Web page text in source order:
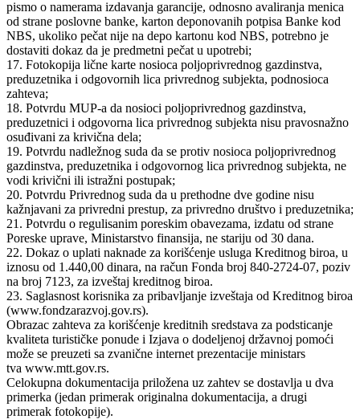
pismo o namerama izdavanja garancije, odnosno avaliranja menica
od strane poslovne banke, karton deponovanih potpisa Banke kod
NBS, ukoliko pečat nije na depo kartonu kod NBS, potrebno je
dostaviti dokaz da je predmetni pečat u upotrebi;
17. Fotokopija lične karte nosioca poljoprivrednog gazdinstva,
preduzetnika i odgovornih lica privrednog subjekta, podnosioca
zahteva;
18. Potvrdu MUP-a da nosioci poljoprivrednog gazdinstva,
preduzetnici i odgovorna lica privrednog subjekta nisu pravosnažno
osuđivani za krivična dela;
19. Potvrdu nadležnog suda da se protiv nosioca poljoprivrednog
gazdinstva, preduzetnika i odgovornog lica privrednog subjekta, ne
vodi krivični ili istražni postupak;
20. Potvrdu Privrednog suda da u prethodne dve godine nisu
kažnjavani za privredni prestup, za privredno društvo i preduzetnika;
21. Potvrdu o regulisanim poreskim obavezama, izdatu od strane
Poreske uprave, Ministarstvo finansija, ne stariju od 30 dana.
22. Dokaz o uplati naknade za korišćenje usluga Kreditnog biroa, u
iznosu od 1.440,00 dinara, na račun Fonda broj 840-2724-07, poziv
na broj 7123, za izveštaj kreditnog biroa.
23. Saglasnost korisnika za pribavljanje izveštaja od Kreditnog biroa
(www.fondzarazvoj.gov.rs).
Obrazac zahteva za korišćenje kreditnih sredstava za podsticanje
kvaliteta turističke ponude i Izjava o dodeljenoj državnoj pomoći
može se preuzeti sa zvanične internet prezentacije ministars
tva www.mtt.gov.rs.
Celokupna dokumentacija priložena uz zahtev se dostavlja u dva
primerka (jedan primerak originalna dokumentacija, a drugi
primerak fotokopije).